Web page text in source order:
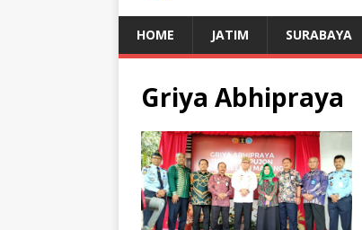
HOME JATIM SURABAYA
Griya Abhipraya